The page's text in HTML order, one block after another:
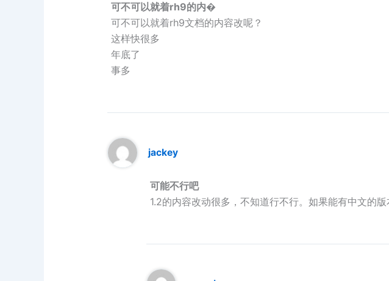
可不可以就着rh9的内�
可不可以就着rh9文档的内容改呢？
这样快很多
年底了
事多
jackey
可能不行吧
1.2的内容改动很多，不知道行不行。如果能有中文的版